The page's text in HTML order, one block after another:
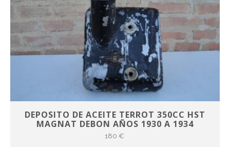
DEPOSITO DE ACEITE TERROT 350CC HST
MAGNAT DEBON AÑOS 1930 A 1934
180 €